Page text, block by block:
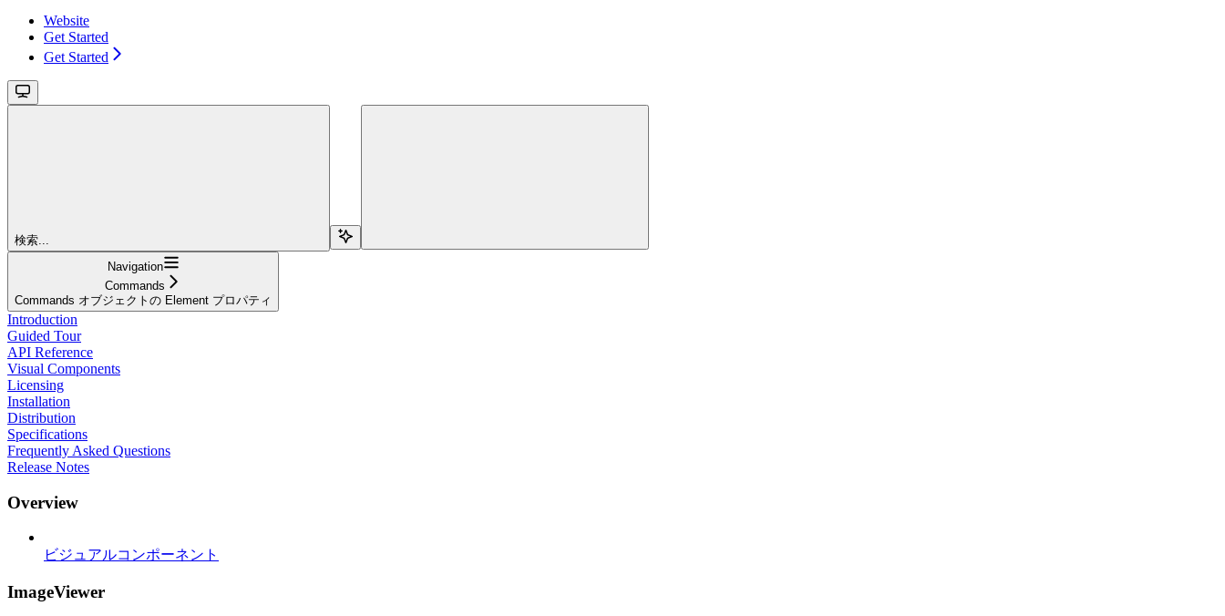
Website
Get Started
Get Started
検索...
Navigation
Commands
Commands オブジェクトの Element プロパティ
Introduction
Guided Tour
API Reference
Visual Components
Licensing
Installation
Distribution
Specifications
Frequently Asked Questions
Release Notes
Overview
ビジュアルコンポーネント
ImageViewer